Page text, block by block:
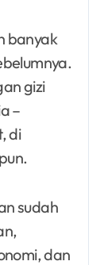
banyak
gizi
–
di
sudah
dan